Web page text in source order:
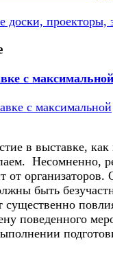
доски, проекторы,
с
в выставке,
Несомненно,
от организаторов.
быть
существенно
поведенного